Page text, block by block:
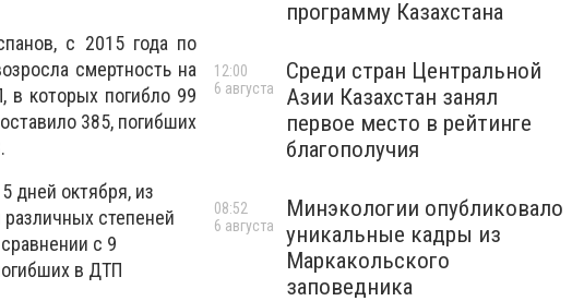
с 2015 года по
смертность на
в которых погибло 99
385, погибших
дней октября, из
степеней
с​ 9
в ДТП
программу Казахстана
Среди стран Центральной
Азии Казахстан занял
первое место в рейтинге
благополучия
12:00
6 августа
Минэкологии опубликовало
уникальные кадры из
Маркакольского
заповедника
08:52
6 августа